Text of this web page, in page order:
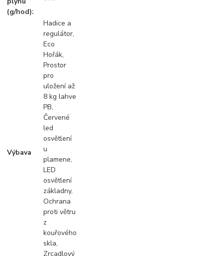
(g/hod):
Výbava
Hadice a
regulátor,
Eco
Hořák,
Prostor
pro
uložení až
8 kg lahve
PB,
Červené
led
osvětlení
u
plamene,
LED
osvětlení
základny,
Ochrana
proti větru
z
kouřového
skla,
Zrcadlový